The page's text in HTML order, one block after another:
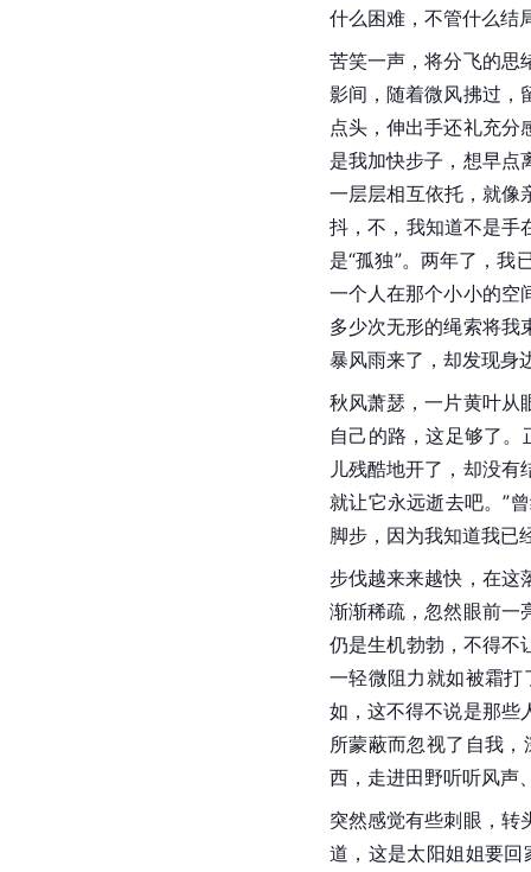
什么困难，不管什么结
苦笑一声，将分飞的思
影间，随着微风拂过，
点头，伸出手还礼充分
是我加快步子，想早点
一层层相互依托，就像
抖，不，我知道不是手
是“孤独”。两年了，
一个人在那个小小的空
多少次无形的绳索将我
暴风雨来了，却发现
秋风萧瑟，一片黄叶从
自己的路，这足够了
儿残酷地开了，却没
就让它永远逝去吧。”
脚步，因为我知道我已
步伐越来来越快，在这
渐渐稀疏，忽然眼前一
仍是生机勃勃，不得不
一轻微阻力就如被霜
如，这不得不说是那些
所蒙蔽而忽视了自我
西，走进田野听听风声
突然感觉有些刺眼，转
道，这是太阳姐姐要